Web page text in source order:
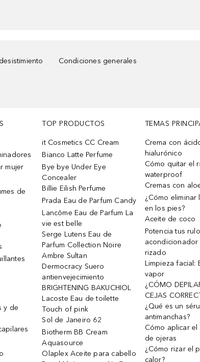
Condiciones generales
mujer
de
y de
TOP PRODUCTOS
it Cosmetics CC Cream
Bianco Latte Perfume
Bye bye Under Eye
Concealer
Billie Eilish Perfume
Prada Eau de Parfum Candy
Lancôme Eau de Parfum La
vie est belle
Serge Lutens Eau de
Parfum Collection Noire
Ambre Sultan
Dermocracy Suero
antienvejecimiento
BRIGHTENING BAKUCHIOL
Lacoste Eau de toilette
Touch of pink
Sol de Janeiro 62
Biotherm BB Cream
Aquasource
Olaplex Aceite para cabello
TEMAS
Crema con
hialurónico
Cómo quitar el
waterproof
Cremas con
¿Cómo eliminar
en los pies?
Aceite de coco
Potencia tus
rizado
Limpieza facial:
vapor
¿CÓMO
CEJAS
¿Qué es un
antimanchas?
Cómo aplicar
de ojeras
¿Cómo rizar el
calor?